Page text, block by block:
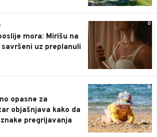
0
mora: Mirišu na
uz preplanuli
0
opasne za
objašnjava kako da
pregrijavanja